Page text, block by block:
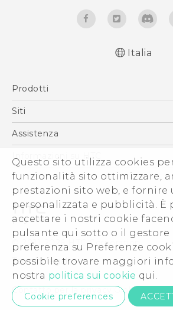
Questo sito utilizza cookies
funzionalità sito ottimizzare,
prestazioni sito web, e fornire
personalizzata e pubblicità. È
accettare i nostri cookie
pulsante qui sotto o il gestore
preferenza su Preferenze
possibile trovare maggiori
nostra politica sui cookie qui.
Cookie preferences
English - User
Italia
Prodotti
Smartphone
Vive
Accessori
Siti
HTC VIVE
Assistenza
Ecommerce Assistenza
Informazioni su HTC
ESG
Uffici Commerciali
Investitori (Inglese)
Cookie Preferences
Lavora con noi
Security and Privacy Whitepaper
© 2011-2026 HTC Corporation
Termini legali
Contatto per la privacy:Global-